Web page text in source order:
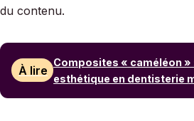
du contenu.
À lire
Composites « caméléon »
esthétique en dentisterie